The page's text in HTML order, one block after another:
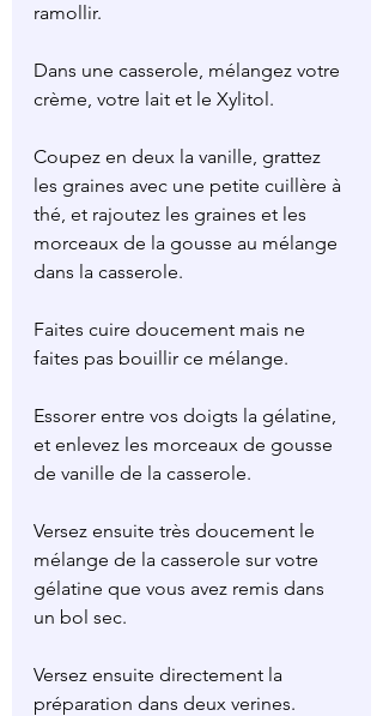
ramollir.
Dans une casserole, mélangez votre
crème, votre lait et le Xylitol.
Coupez en deux la vanille, grattez
les graines avec une petite cuillère à
thé, et rajoutez les graines et les
morceaux de la gousse au mélange
dans la casserole.
Faites cuire doucement mais ne
faites pas bouillir ce mélange.
Essorer entre vos doigts la gélatine,
et enlevez les morceaux de gousse
de vanille de la casserole.
Versez ensuite très doucement le
mélange de la casserole sur votre
gélatine que vous avez remis dans
un bol sec.
Versez ensuite directement la
préparation dans deux verines.